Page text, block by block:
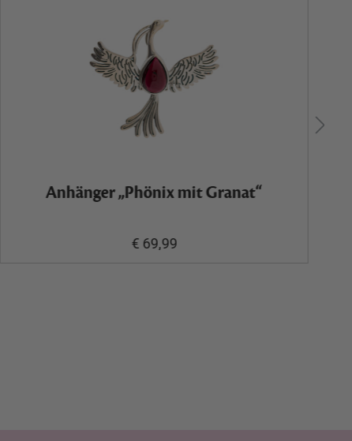
Anhänger „Phönix mit Granat“
€ 69,99